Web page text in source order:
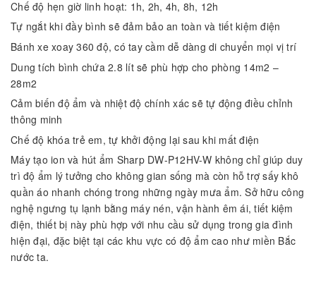
Chế độ hẹn giờ linh hoạt: 1h, 2h, 4h, 8h, 12h
Tự ngắt khi đầy bình sẽ đảm bảo an toàn và tiết kiệm điện
Bánh xe xoay 360 độ, có tay cầm dễ dàng di chuyển mọi vị trí
Dung tích bình chứa 2.8 lít sẽ phù hợp cho phòng 14m2 –
28m2
Cảm biến độ ẩm và nhiệt độ chính xác sẽ tự động điều chỉnh
thông minh
Chế độ khóa trẻ em, tự khởi động lại sau khi mất điện
Máy tạo ion và hút ẩm Sharp DW-P12HV-W không chỉ giúp duy
trì độ ẩm lý tưởng cho không gian sống mà còn hỗ trợ sấy khô
quần áo nhanh chóng trong những ngày mưa ẩm. Sở hữu công
nghệ ngưng tụ lạnh bằng máy nén, vận hành êm ái, tiết kiệm
điện, thiết bị này phù hợp với nhu cầu sử dụng trong gia đình
hiện đại, đặc biệt tại các khu vực có độ ẩm cao như miền Bắc
nước ta.